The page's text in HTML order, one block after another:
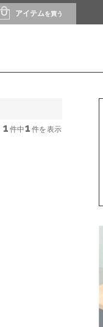
アイテムを買う
1 件中1 件を表示